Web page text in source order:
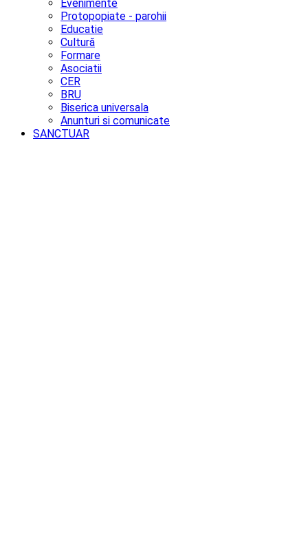
Evenimente
Protopopiate - parohii
Educatie
Cultură
Formare
Asociatii
CER
BRU
Biserica universala
Anunturi si comunicate
SANCTUAR